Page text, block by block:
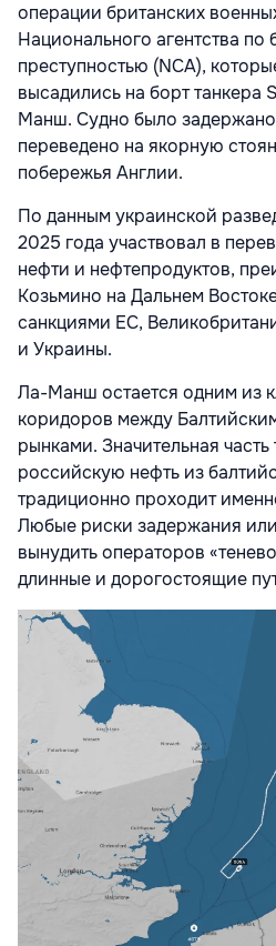
операции британских
Национального агентства по
преступностью (NCA),
высадились на борт танкера
Манш. Судно было
переведено на якорную
побережья Англии.
По данным украинской
2025 года участвовал в
нефти и нефтепродуктов,
Козьмино на Дальнем
санкциями ЕС,
и Украины.
Ла-Манш остается одним из
коридоров между
рынками. Значительная
российскую нефть из
традиционно проходит
Любые риски задержания
вынудить операторов
длинные и дорогостоящие